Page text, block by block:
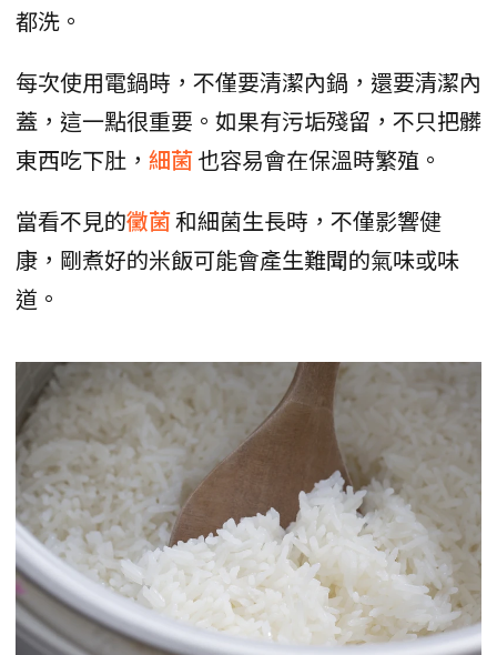
都洗。
每次使用電鍋時，不僅要清潔內鍋，還要清潔內
蓋，這一點很重要。如果有污垢殘留，不只把髒
東西吃下肚， 細菌也容易會在保溫時繁殖。
當看不見的黴菌和細菌生長時，不僅影響健
康，剛煮好的米飯可能會產生難聞的氣味或味
道。